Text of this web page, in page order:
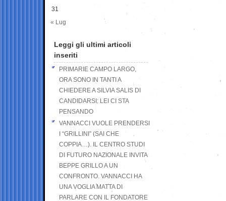
31
« Lug
Leggi gli ultimi articoli
inseriti
PRIMARIE CAMPO LARGO,
ORA SONO IN TANTI A
CHIEDERE A SILVIA SALIS DI
CANDIDARSI: LEI CI STA
PENSANDO
VANNACCI VUOLE PRENDERSI
I “GRILLINI” (SAI CHE
COPPIA…). IL CENTRO STUDI
DI FUTURO NAZIONALE INVITA
BEPPE GRILLO A UN
CONFRONTO. VANNACCI HA
UNA VOGLIA MATTA DI
PARLARE CON IL FONDATORE